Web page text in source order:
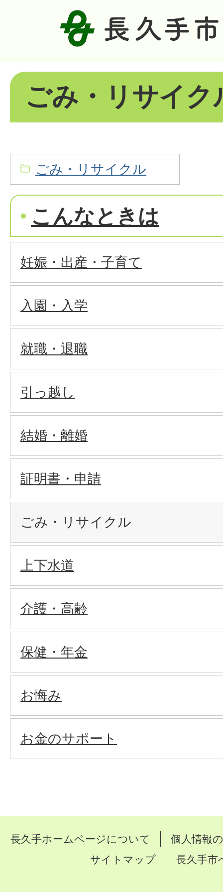
ごみ・リサイク
ごみ・リサイクル
こんなときは
妊娠・出産・子育て
入園・入学
就職・退職
引っ越し
結婚・離婚
証明書・申請
ごみ・リサイクル
上下水道
介護・高齢
保健・年金
お悔み
お金のサポート
長久手ホームページについて
個人情報
サイトマップ
長久手市